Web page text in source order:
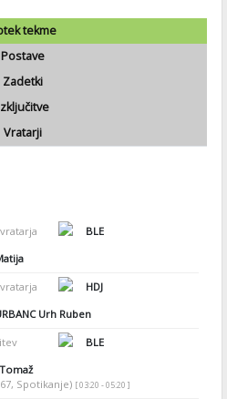
tekme
Postave
Zadetki
Vratarji
BLE
HDJ
Urh Ruben
BLE
Spotikanje) [ 03:20 - 05:20 ]